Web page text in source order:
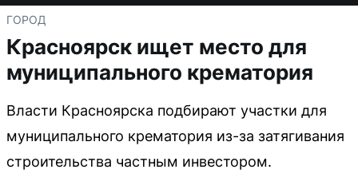
ГОРОД
Красноярск ищет место для
муниципального крематория
Власти Красноярска подбирают участки для
муниципального крематория из-за затягивания
строительства частным инвестором.